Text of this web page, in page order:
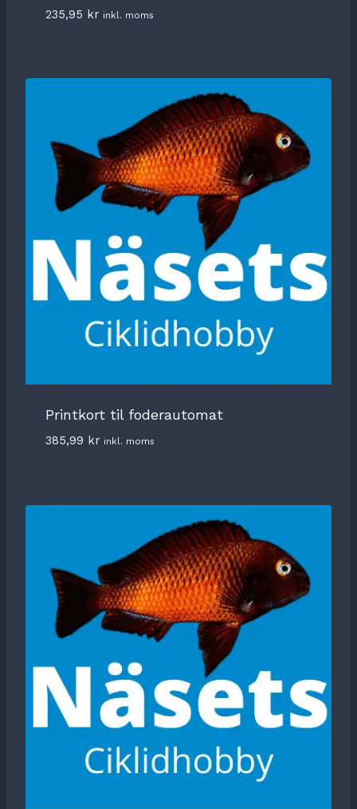
235,95 kr inkl. moms
Printkort til foderautomat
385,99 kr inkl. moms